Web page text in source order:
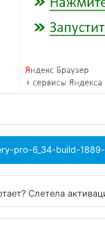
pro-6_34-build-
Слетела